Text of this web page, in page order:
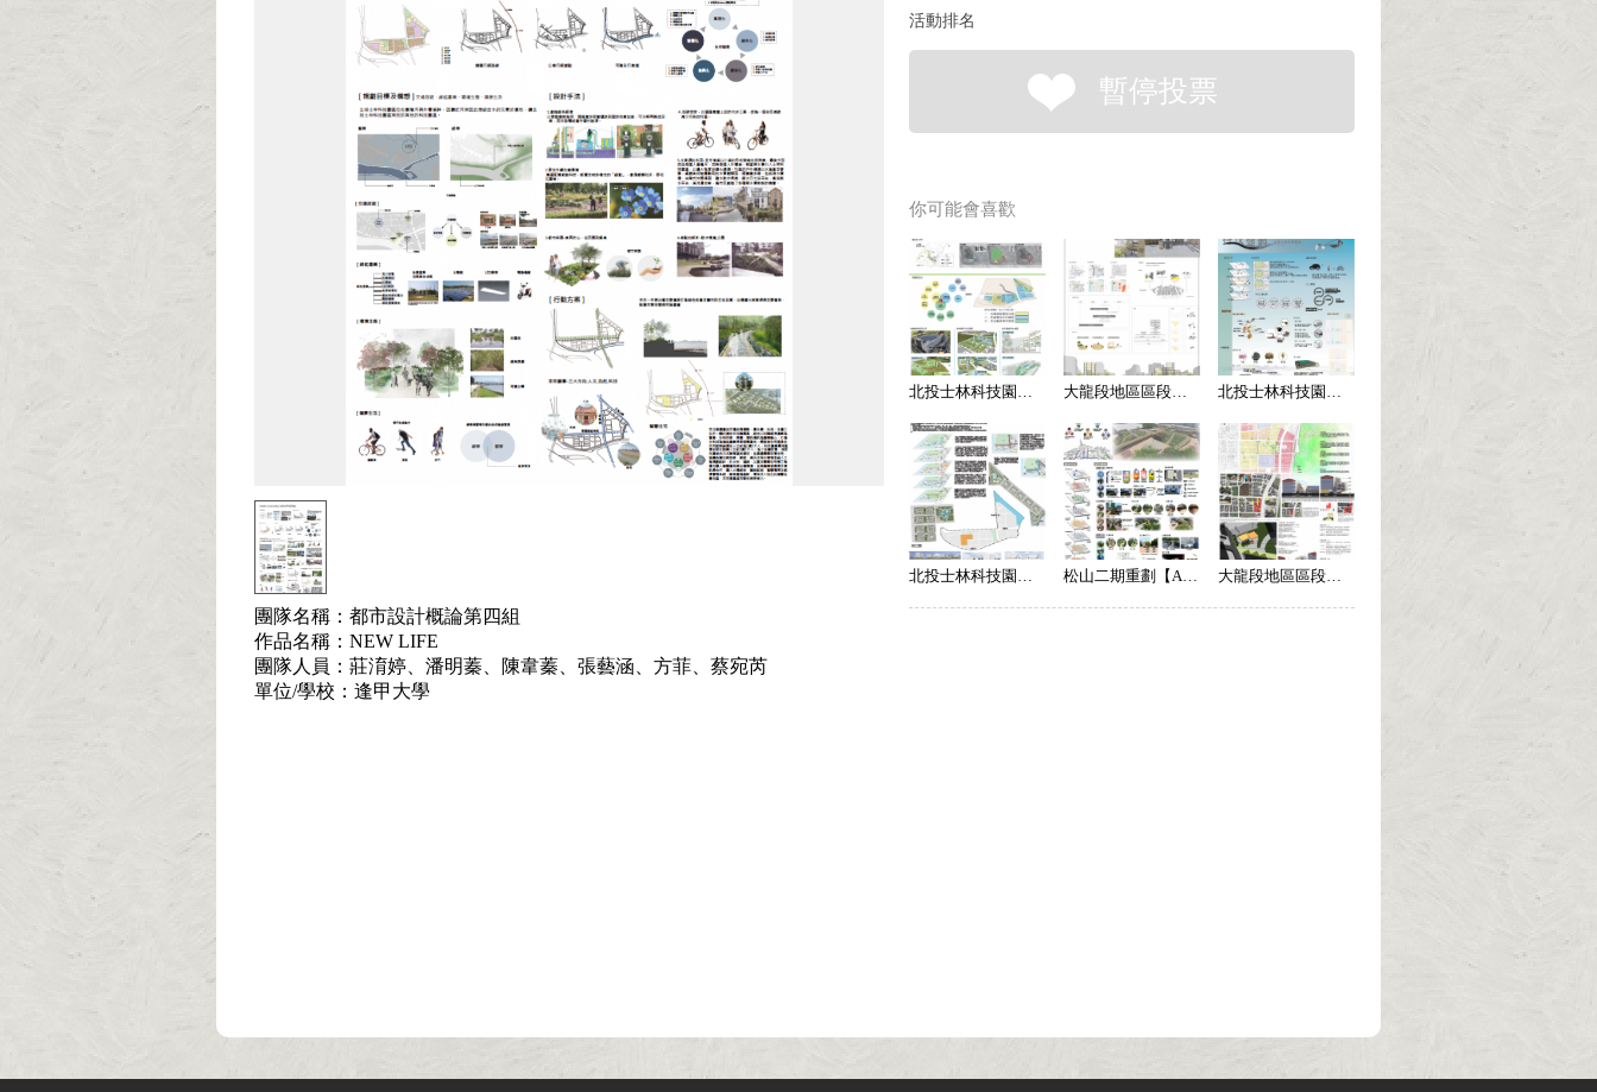
團隊名稱：都市設計概論第四組
作品名稱：NEW LIFE
團隊人員：莊淯婷、潘明蓁、陳韋蓁、張藝涵、方菲、蔡宛芮
單位/學校：逢甲大學
活動排名
暫停投票
你可能會喜歡
北投士林科技園區【A123】 大龍段地區區段徵收【A011】 北投士林科技園區【A063】
北投士林科技園區【A092】 松山二期重劃【A105】 大龍段地區區段徵收【A097】